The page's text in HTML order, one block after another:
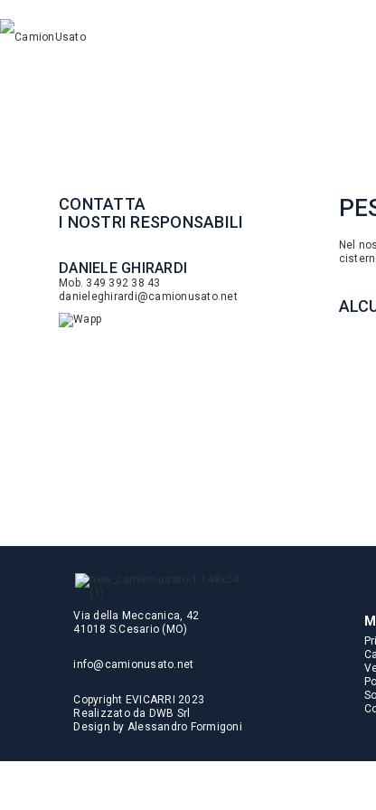
CONTATTA
I NOSTRI RESPONSABILI
DANIELE GHIRARDI
Mob. 349 392 38 43
danieleghirardi@camionusato.net
Nel
Via della Meccanica, 42
41018 S.Cesario (MO)
info@camionusato.net
Copyright EVICARRI 2023
Realizzato da DWB Srl
Design by Alessandro Formigoni